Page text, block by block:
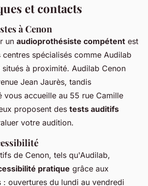
et contacts
à Cenon
un audioprothésiste compétent est
spécialisés comme Audilab
situés à proximité. Audilab Cenon
Jean Jaurès, tandis
vous accueille au 55 rue Camille
proposent des tests auditifs
votre audition.
de Cenon, tels qu'Audilab,
pratique grâce aux
: ouvertures du lundi au vendredi